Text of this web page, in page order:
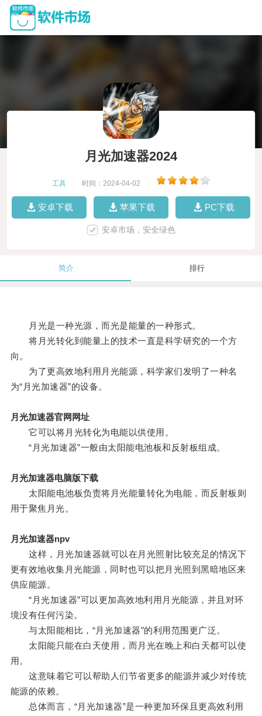
月光加速器2024
工具 时间：2024-04-02
安卓下载 苹果下载 PC下载
安卓市场，安全绿色
简介 排行
月光是一种光源，而光是能量的一种形式。
将月光转化到能量上的技术一直是科学研究的一个方
向。
为了更高效地利用月光能源，科学家们发明了一种名
为“月光加速器”的设备。
月光加速器官网网址
它可以将月光转化为电能以供使用。
“月光加速器”一般由太阳能电池板和反射板组成。
月光加速器电脑版下载
太阳能电池板负责将月光能量转化为电能，而反射板则
用于聚焦月光。
月光加速器npv
这样，月光加速器就可以在月光照射比较充足的情况下
更有效地收集月光能源，同时也可以把月光照到黑暗地区来
供应能源。
“月光加速器”可以更加高效地利用月光能源，并且对环
境没有任何污染。
与太阳能相比，“月光加速器”的利用范围更广泛。
太阳能只能在白天使用，而月光在晚上和白天都可以使
用。
这意味着它可以帮助人们节省更多的能源并减少对传统
能源的依赖。
总体而言，“月光加速器”是一种更加环保且更高效利用